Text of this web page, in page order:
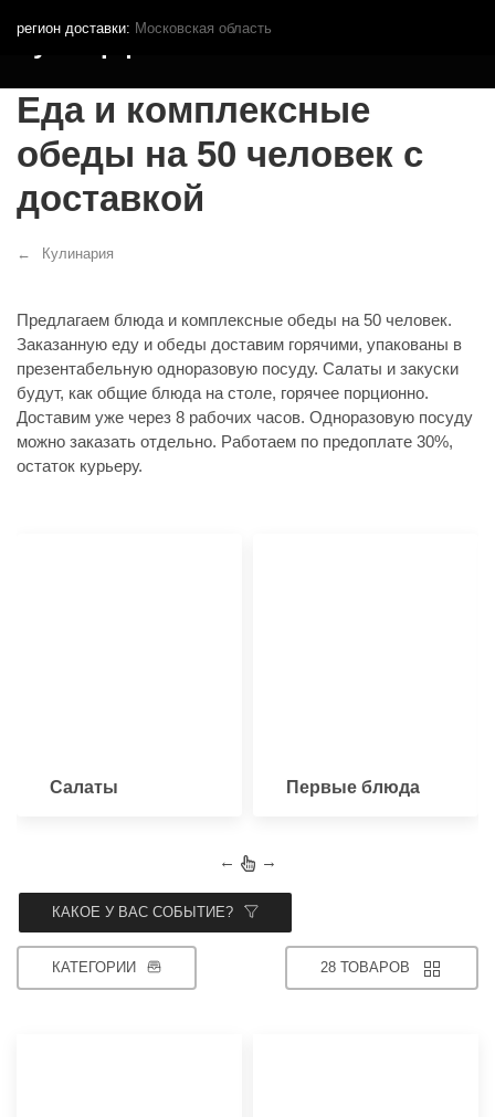
регион доставки: Московская область
Кутья.рф
Еда и комплексные
обеды на 50 человек с
доставкой
Кулинария
Предлагаем блюда и комплексные обеды на 50 человек.
Заказанную еду и обеды доставим горячими, упакованы в
презентабельную одноразовую посуду. Салаты и закуски
будут, как общие блюда на столе, горячее порционно.
Доставим уже через 8 рабочих часов. Одноразовую посуду
можно заказать отдельно. Работаем по предоплате 30%,
остаток курьеру.
Салаты Первые блюда
← →
КАКОЕ У ВАС СОБЫТИЕ?
КАТЕГОРИИ 28 ТОВАРОВ